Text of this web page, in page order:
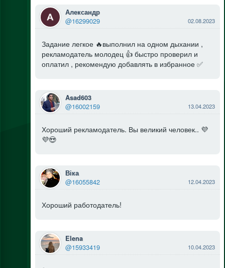
Александр
@16299029 02.08.2023
Задание легкое 🔥выполнил на одном дыхании ,
рекламодатель молодец 👍 быстро проверил и
оплатил , рекомендую добавлять в избранное ✅
Asad603
@16002159 13.04.2023
Хороший рекламодатель. Вы великий человек.. 💜
💜😍
Віка
@16055842 12.04.2023
Хороший работодатель!
Elena
@15933419 10.04.2023